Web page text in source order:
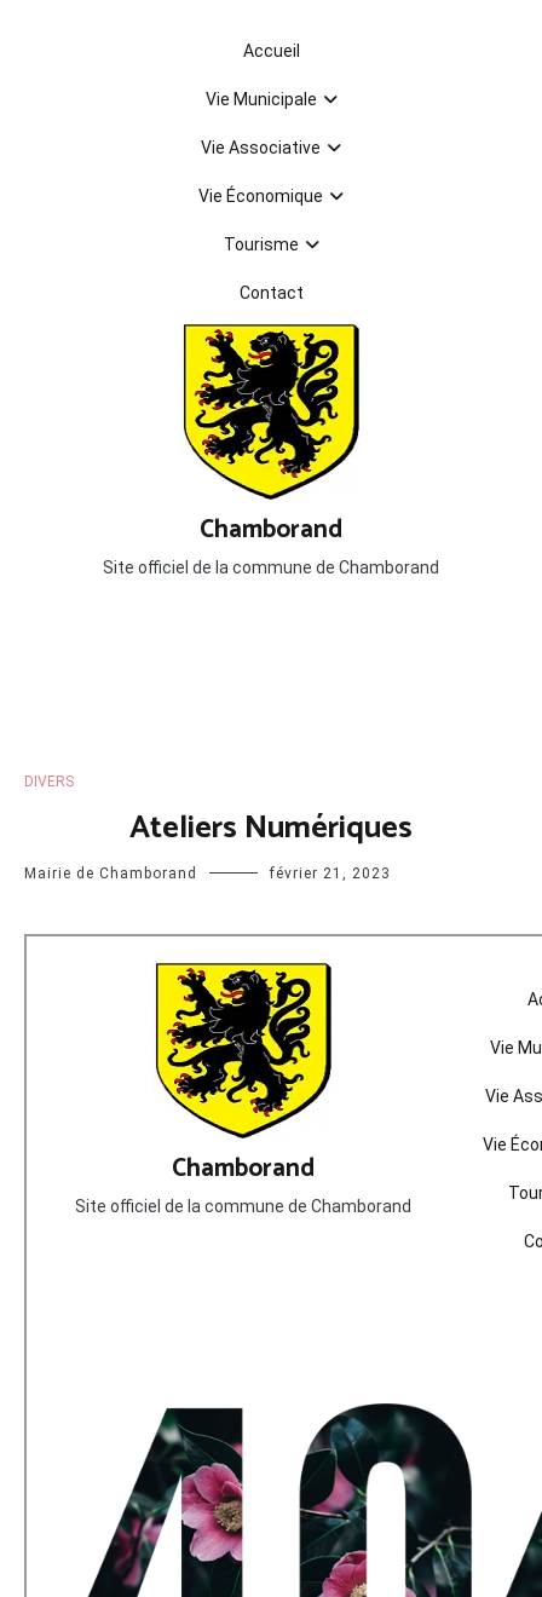
Chamborand
Site officiel de la commune de Chamborand
Accueil
Vie Municipale
Vie Associative
Vie Économique
Tourisme
Contact
DIVERS
Ateliers Numériques
Mairie de Chamborand février 21, 2023